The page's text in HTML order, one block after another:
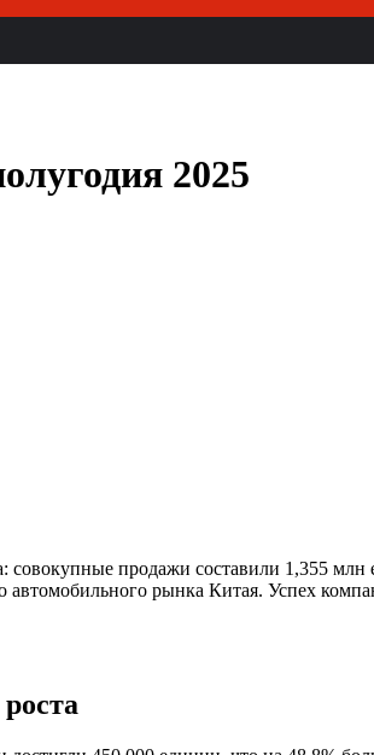
2025
совокупные продажи составили 1,355
рынка Китая. Успех